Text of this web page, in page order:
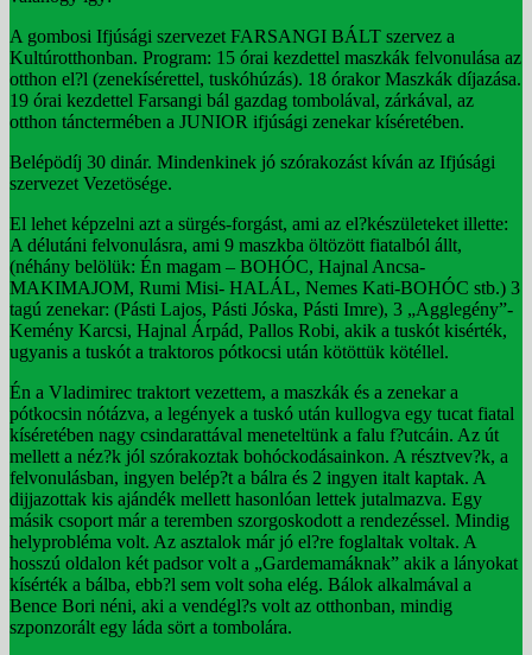
A gombosi Ifjúsági szervezet FARSANGI BÁLT szervez a
Kultúrotthonban. Program: 15 órai kezdettel maszkák felvonulása az
otthon el?l (zenekísérettel, tuskóhúzás). 18 órakor Maszkák díjazása.
19 órai kezdettel Farsangi bál gazdag tombolával, zárkával, az
otthon tánctermében a JUNIOR ifjúsági zenekar kíséretében.
Belépödíj 30 dinár. Mindenkinek jó szórakozást kíván az Ifjúsági
szervezet Vezetösége.
El lehet képzelni azt a sürgés-forgást, ami az el?készületeket illette:
A délutáni felvonulásra, ami 9 maszkba öltözött fiatalból állt,
(néhány belölük: Én magam – BOHÓC, Hajnal Ancsa-
MAKIMAJOM, Rumi Misi- HALÁL, Nemes Kati-BOHÓC stb.) 3
tagú zenekar: (Pásti Lajos, Pásti Jóska, Pásti Imre), 3 „Agglegény”-
Kemény Karcsi, Hajnal Árpád, Pallos Robi, akik a tuskót kisérték,
ugyanis a tuskót a traktoros pótkocsi után kötöttük kötéllel.
Én a Vladimirec traktort vezettem, a maszkák és a zenekar a
pótkocsin nótázva, a legények a tuskó után kullogva egy tucat fiatal
kíséretében nagy csindarattával meneteltünk a falu f?utcáin. Az út
mellett a néz?k jól szórakoztak bohóckodásainkon. A résztvev?k, a
felvonulásban, ingyen belép?t a bálra és 2 ingyen italt kaptak. A
dijjazottak kis ajándék mellett hasonlóan lettek jutalmazva. Egy
másik csoport már a teremben szorgoskodott a rendezéssel. Mindig
helyprobléma volt. Az asztalok már jó el?re foglaltak voltak. A
hosszú oldalon két padsor volt a „Gardemamáknak” akik a lányokat
kísérték a bálba, ebb?l sem volt soha elég. Bálok alkalmával a
Bence Bori néni, aki a vendégl?s volt az otthonban, mindig
szponzorált egy láda sört a tombolára.